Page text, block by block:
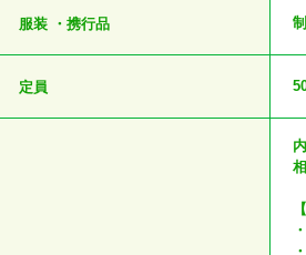
服装 ・携行品
定員